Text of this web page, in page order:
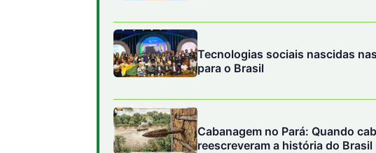
Tecnologias sociais nascidas
para o Brasil
Cabanagem no Pará: Quando
reescreveram a história do